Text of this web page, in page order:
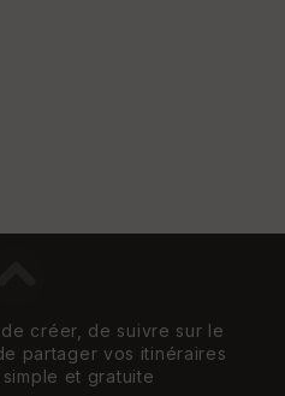
créer, de suivre sur le
partager vos itinéraires
et gratuite